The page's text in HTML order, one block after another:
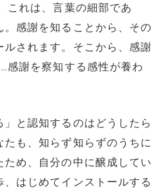
これは、言葉の細部であ
。感謝を知ることから、その
されます。そこから、感謝
感謝を察知する感性が養わ
と認知するのはどうしたら
も、知らず知らずのうちに
ため、自分の中に醸成してい
はじめてインストールする